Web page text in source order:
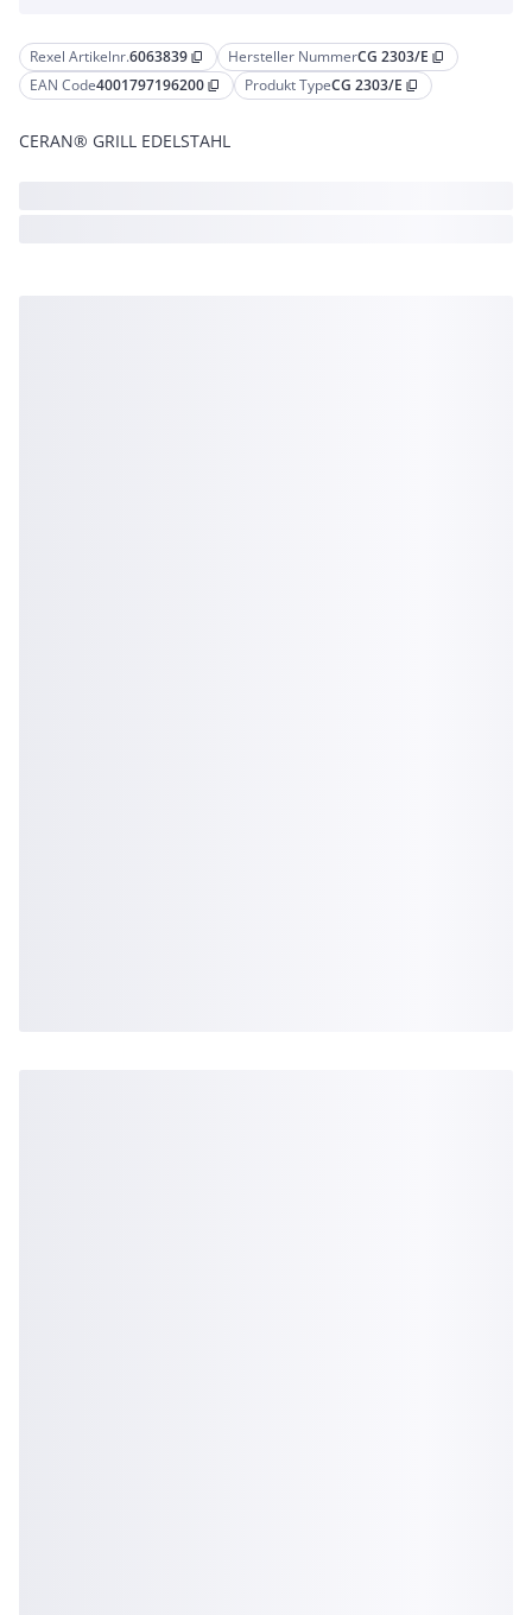
Rexel Artikelnr.6063839 content_copy Hersteller NummerCG 2303/E content_copy
EAN Code4001797196200 content_copy Produkt TypeCG 2303/E content_copy
CERAN® GRILL EDELSTAHL